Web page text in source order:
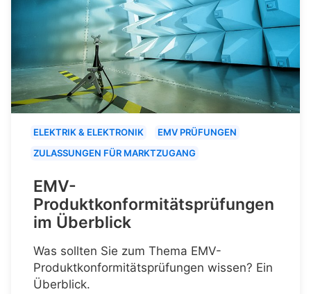
ELEKTRIK & ELEKTRONIK
EMV PRÜFUNGEN
ZULASSUNGEN FÜR MARKTZUGANG
EMV-
Produktkonformitätsprüfungen
im Überblick
Was sollten Sie zum Thema EMV-
Produktkonformitätsprüfungen wissen? Ein
Überblick.